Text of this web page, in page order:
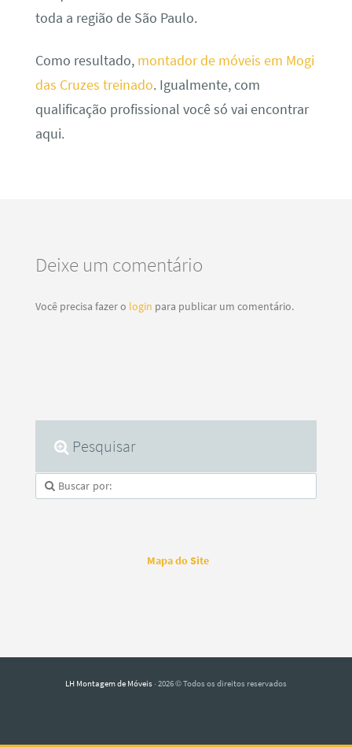
toda a região de São Paulo.
Como resultado, montador de móveis em Mogi
das Cruzes treinado. Igualmente, com
qualificação profissional você só vai encontrar
aqui.
Deixe um comentário
Você precisa fazer o login para publicar um comentário.
Pesquisar
Mapa do Site
LH Montagem de Móveis · 2026 © Todos os direitos reservados